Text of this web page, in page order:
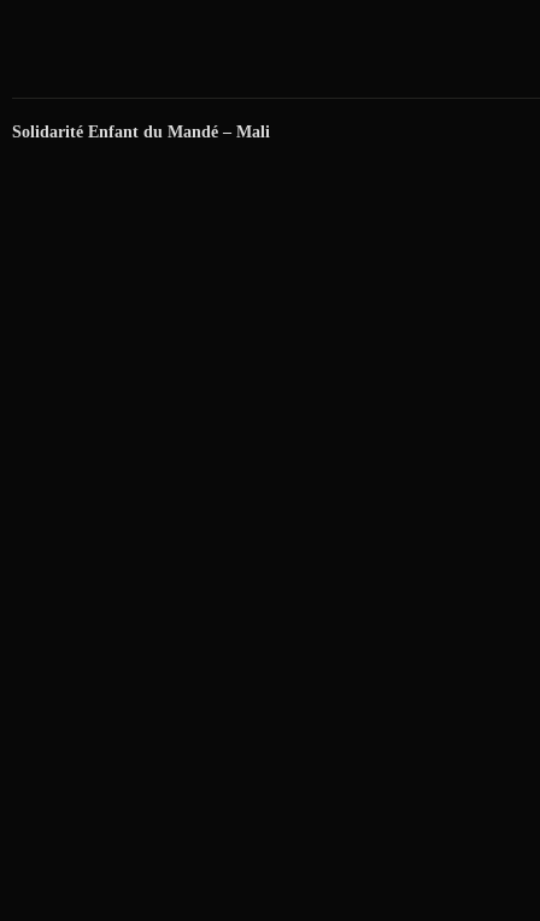
Solidarité Enfant du Mandé – Mali